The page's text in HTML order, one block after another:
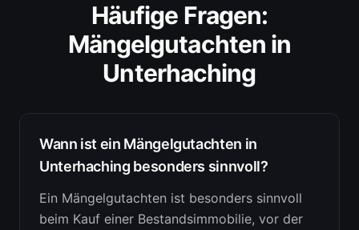
Häufige Fragen:
Mängelgutachten in
Unterhaching
Wann ist ein Mängelgutachten in
Unterhaching besonders sinnvoll?
Ein Mängelgutachten ist besonders sinnvoll
beim Kauf einer Bestandsimmobilie, vor der